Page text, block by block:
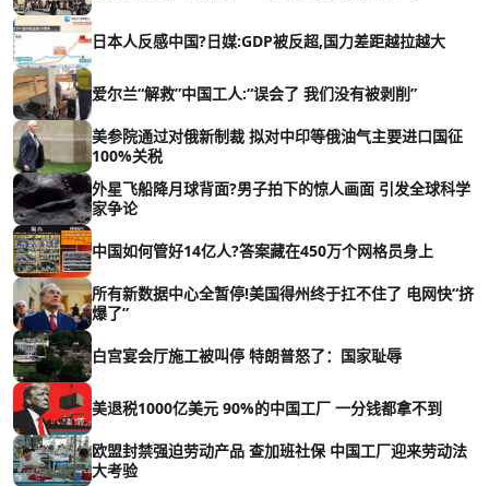
日本人反感中国?日媒:GDP被反超,国力差距越拉越大
爱尔兰“解救”中国工人:“误会了 我们没有被剥削”
美参院通过对俄新制裁 拟对中印等俄油气主要进口国征
100%关税
外星飞船降月球背面?男子拍下的惊人画面 引发全球科学
家争论
中国如何管好14亿人?答案藏在450万个网格员身上
所有新数据中心全暂停!美国得州终于扛不住了 电网快“挤
爆了”
白宫宴会厅施工被叫停 特朗普怒了：国家耻辱
美退税1000亿美元 90%的中国工厂 一分钱都拿不到
欧盟封禁强迫劳动产品 查加班社保 中国工厂迎来劳动法
大考验